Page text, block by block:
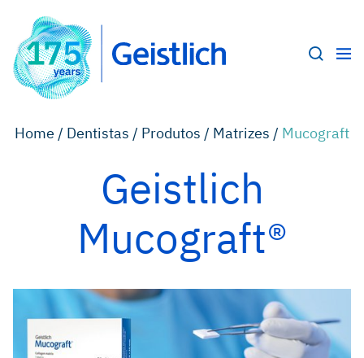
Home / Dentistas / Produtos / Matrizes / Mucograft
Geistlich
Mucograft®